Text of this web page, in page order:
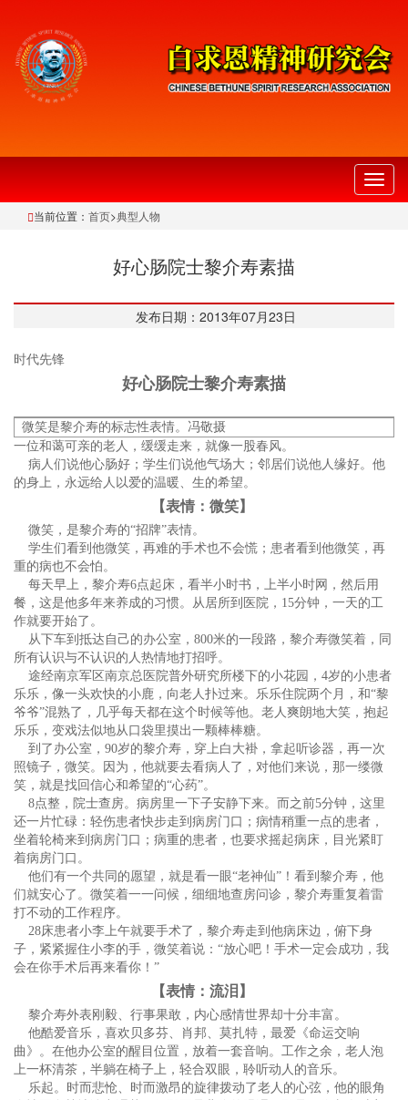
切
换
当前位置： 首页>典型人物
好心肠院士黎介寿素描
发布日期：2013年07月23日
时代先锋
好心肠院士黎介寿素描
微笑是黎介寿的标志性表情。冯敬摄
一位和蔼可亲的老人，缓缓走来，就像一股春风。
病人们说他心肠好；学生们说他气场大；邻居们说他人缘好。他
的身上，永远给人以爱的温暖、生的希望。
【表情：微笑】
微笑，是黎介寿的“招牌”表情。
学生们看到他微笑，再难的手术也不会慌；患者看到他微笑，再
重的病也不会怕。
每天早上，黎介寿6点起床，看半小时书，上半小时网，然后用
餐，这是他多年来养成的习惯。从居所到医院，15分钟，一天的工
作就要开始了。
从下车到抵达自己的办公室，800米的一段路，黎介寿微笑着，同
所有认识与不认识的人热情地打招呼。
途经南京军区南京总医院普外研究所楼下的小花园，4岁的小患者
乐乐，像一头欢快的小鹿，向老人扑过来。乐乐住院两个月，和“黎
爷爷”混熟了，几乎每天都在这个时候等他。老人爽朗地大笑，抱起
乐乐，变戏法似地从口袋里摸出一颗棒棒糖。
到了办公室，90岁的黎介寿，穿上白大褂，拿起听诊器，再一次
照镜子，微笑。因为，他就要去看病人了，对他们来说，那一缕微
笑，就是找回信心和希望的“心药”。
8点整，院士查房。病房里一下子安静下来。而之前5分钟，这里
还一片忙碌：轻伤患者快步走到病房门口；病情稍重一点的患者，
坐着轮椅来到病房门口；病重的患者，也要求摇起病床，目光紧盯
着病房门口。
他们有一个共同的愿望，就是看一眼“老神仙”！看到黎介寿，他
们就安心了。微笑着一一问候，细细地查房问诊，黎介寿重复着雷
打不动的工作程序。
28床患者小李上午就要手术了，黎介寿走到他病床边，俯下身
子，紧紧握住小李的手，微笑着说：“放心吧！手术一定会成功，我
会在你手术后再来看你！”
【表情：流泪】
黎介寿外表刚毅、行事果敢，内心感情世界却十分丰富。
他酷爱音乐，喜欢贝多芬、肖邦、莫扎特，最爱《命运交响
曲》。在他办公室的醒目位置，放着一套音响。工作之余，老人泡
上一杯清茶，半躺在椅子上，轻合双眼，聆听动人的音乐。
乐起。时而悲怆、时而激昂的旋律拨动了老人的心弦，他的眼角